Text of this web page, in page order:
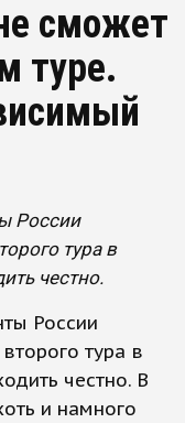
сможет
туре.
России
тура в
честно.
России
тура в
честно. В
и намного